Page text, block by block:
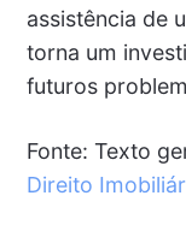
assistência de
torna um
futuros
Fonte: Texto
Direito